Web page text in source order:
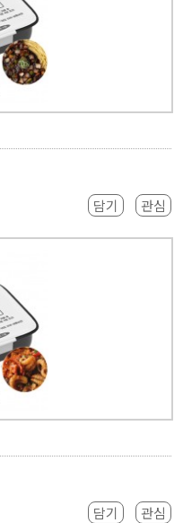
담기 관심
담기 관심